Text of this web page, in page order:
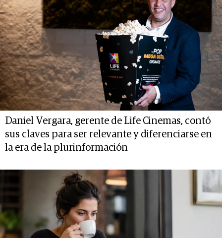
Daniel Vergara, gerente de Life Cinemas, contó
sus claves para ser relevante y diferenciarse en
la era de la plurinformación